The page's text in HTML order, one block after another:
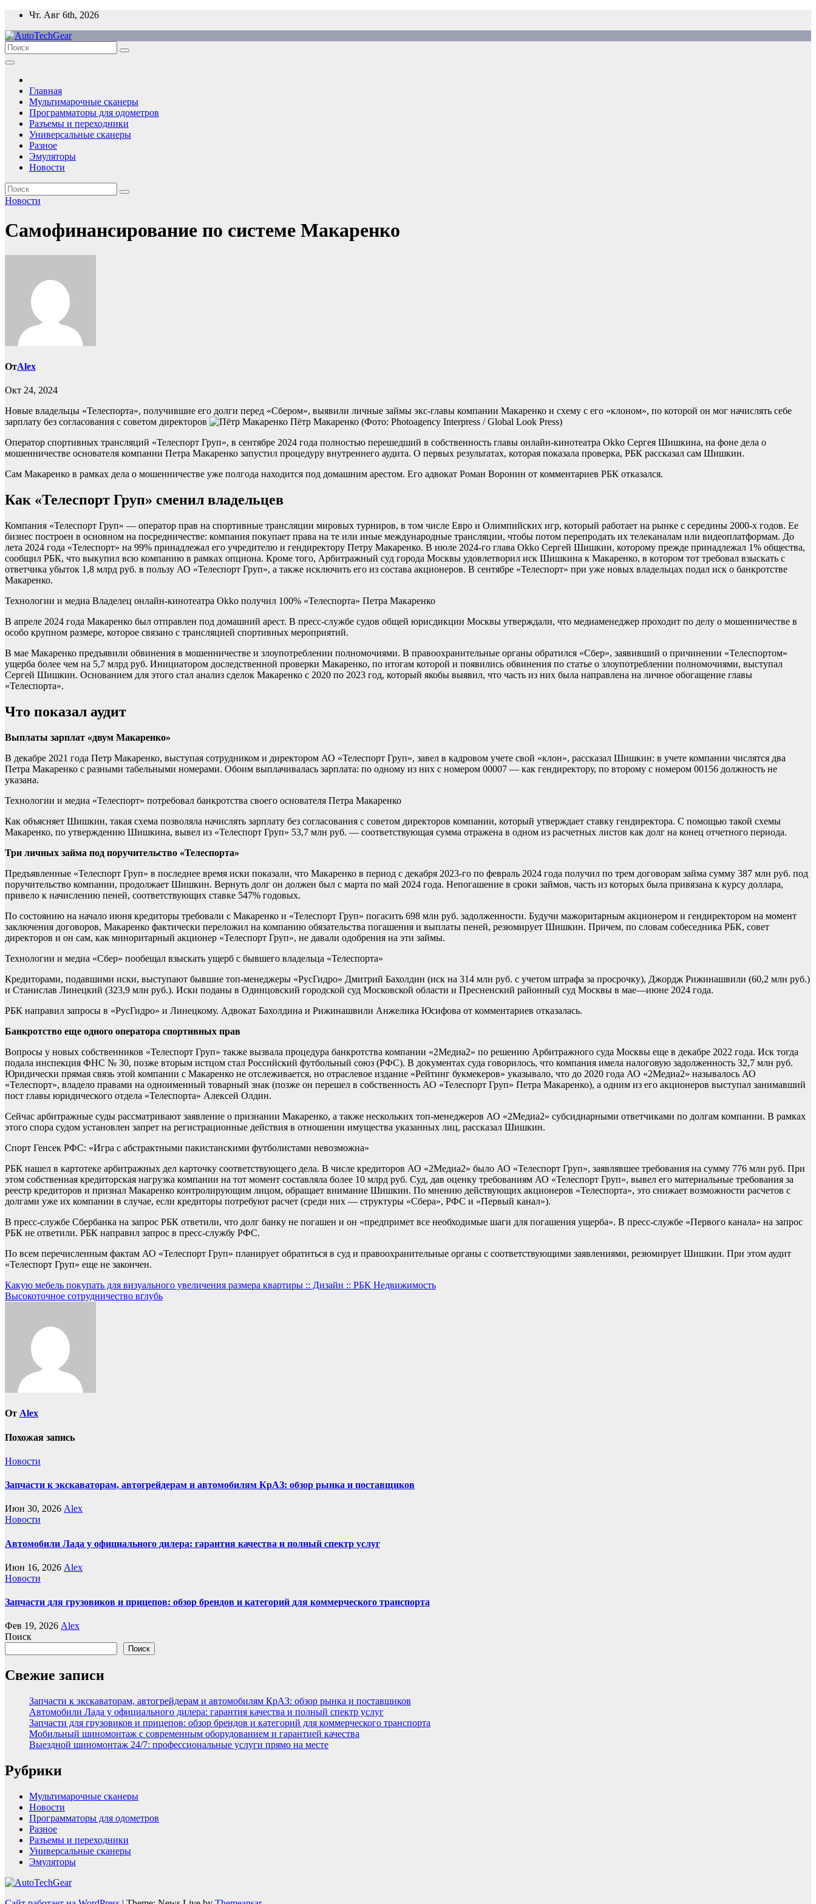
Перейти
содержимому
Чт. Авг 6th, 2026
Главная
Мультимарочные сканеры
Программаторы для одометров
Разъемы и переходники
Универсальные сканеры
Разное
Эмуляторы
Новости
Новости
Самофинансирование по системе Макаренко
ОтAlex
Окт 24, 2024
Новые владельцы «Телеспорта», получившие его долги перед «Сбером», выявили личные займы экс-главы компании Макаренко и схему с его «клоном», по которой он мог начислять себе
зарплату без согласования с советом директоров
Пётр Макаренко (Фото: Photoagency Interpress / Global Look Press)
Оператор спортивных трансляций «Телеспорт Груп», в сентябре 2024 года полностью перешедший в собственность главы онлайн-кинотеатра Okko Сергея Шишкина, на фоне дела о
мошенничестве основателя компании Петра Макаренко запустил процедуру внутреннего аудита. О первых результатах, которая показала проверка, РБК рассказал сам Шишкин.
Сам Макаренко в рамках дела о мошенничестве уже полгода находится под домашним арестом. Его адвокат Роман Воронин от комментариев РБК отказался.
Как «Телеспорт Груп» сменил владельцев
Компания «Телеспорт Груп» — оператор прав на спортивные трансляции мировых турниров, в том числе Евро и Олимпийских игр, который работает на рынке с середины 2000-х годов. Ее
бизнес построен в основном на посредничестве: компания покупает права на те или иные международные трансляции, чтобы потом перепродать их телеканалам или видеоплатформам. До
лета 2024 года «Телеспорт» на 99% принадлежал его учредителю и гендиректору Петру Макаренко. В июле 2024-го глава Okko Сергей Шишкин, которому прежде принадлежал 1% общества,
сообщил РБК, что выкупил всю компанию в рамках опциона. Кроме того, Арбитражный суд города Москвы удовлетворил иск Шишкина к Макаренко, в котором тот требовал взыскать с
ответчика убыток 1,8 млрд руб. в пользу АО «Телеспорт Груп», а также исключить его из состава акционеров. В сентябре «Телеспорт» при уже новых владельцах подал иск о банкротстве
Макаренко.
Технологии и медиа Владелец онлайн-кинотеатра Okko получил 100% «Телеспорта» Петра Макаренко
В апреле 2024 года Макаренко был отправлен под домашний арест. В пресс-службе судов общей юрисдикции Москвы утверждали, что медиаменеджер проходит по делу о мошенничестве в
особо крупном размере, которое связано с трансляцией спортивных мероприятий.
В мае Макаренко предъявили обвинения в мошенничестве и злоупотреблении полномочиями. В правоохранительные органы обратился «Сбер», заявивший о причинении «Телеспортом»
ущерба более чем на 5,7 млрд руб. Инициатором доследственной проверки Макаренко, по итогам которой и появились обвинения по статье о злоупотреблении полномочиями, выступал
Сергей Шишкин. Основанием для этого стал анализ сделок Макаренко с 2020 по 2023 год, который якобы выявил, что часть из них была направлена на личное обогащение главы
«Телеспорта».
Что показал аудит
Выплаты зарплат «двум Макаренко»
В декабре 2021 года Петр Макаренко, выступая сотрудником и директором АО «Телеспорт Груп», завел в кадровом учете свой «клон», рассказал Шишкин: в учете компании числятся два
Петра Макаренко с разными табельными номерами. Обоим выплачивалась зарплата: по одному из них с номером 00007 — как гендиректору, по второму с номером 00156 должность не
указана.
Технологии и медиа «Телеспорт» потребовал банкротства своего основателя Петра Макаренко
Как объясняет Шишкин, такая схема позволяла начислять зарплату без согласования с советом директоров компании, который утверждает ставку гендиректора. С помощью такой схемы
Макаренко, по утверждению Шишкина, вывел из «Телеспорт Груп» 53,7 млн руб. — соответствующая сумма отражена в одном из расчетных листов как долг на конец отчетного периода.
Три личных займа под поручительство «Телеспорта»
Предъявленные «Телеспорт Груп» в последнее время иски показали, что Макаренко в период с декабря 2023-го по февраль 2024 года получил по трем договорам займа сумму 387 млн руб. под
поручительство компании, продолжает Шишкин. Вернуть долг он должен был с марта по май 2024 года. Непогашение в сроки займов, часть из которых была привязана к курсу доллара,
привело к начислению пеней, соответствующих ставке 547% годовых.
По состоянию на начало июня кредиторы требовали с Макаренко и «Телеспорт Груп» погасить 698 млн руб. задолженности. Будучи мажоритарным акционером и гендиректором на момент
заключения договоров, Макаренко фактически переложил на компанию обязательства погашения и выплаты пеней, резюмирует Шишкин. Причем, по словам собеседника РБК, совет
директоров и он сам, как миноритарный акционер «Телеспорт Груп», не давали одобрения на эти займы.
Технологии и медиа «Сбер» пообещал взыскать ущерб с бывшего владельца «Телеспорта»
Кредиторами, подавшими иски, выступают бывшие топ-менеджеры «РусГидро» Дмитрий Бахолдин (иск на 314 млн руб. с учетом штрафа за просрочку), Джордж Рижинашвили (60,2 млн руб.)
и Станислав Линецкий (323,9 млн руб.). Иски поданы в Одинцовский городской суд Московской области и Пресненский районный суд Москвы в мае—июне 2024 года.
РБК направил запросы в «РусГидро» и Линецкому. Адвокат Бахолдина и Рижинашвили Анжелика Юсифова от комментариев отказалась.
Банкротство еще одного оператора спортивных прав
Вопросы у новых собственников «Телеспорт Груп» также вызвала процедура банкротства компании «2Медиа2» по решению Арбитражного суда Москвы еще в декабре 2022 года. Иск тогда
подала инспекция ФНС № 30, позже вторым истцом стал Российский футбольный союз (РФС). В документах суда говорилось, что компания имела налоговую задолженность 32,7 млн руб.
Юридически прямая связь этой компании с Макаренко не отслеживается, но отраслевое издание «Рейтинг букмекеров» указывало, что до 2020 года АО «2Медиа2» называлось АО
«Телеспорт», владело правами на одноименный товарный знак (позже он перешел в собственность АО «Телеспорт Груп» Петра Макаренко), а одним из его акционеров выступал занимавший
пост главы юридического отдела «Телеспорта» Алексей Олдин.
Сейчас арбитражные суды рассматривают заявление о признании Макаренко, а также нескольких топ-менеджеров АО «2Медиа2» субсидиарными ответчиками по долгам компании. В рамках
этого спора судом установлен запрет на регистрационные действия в отношении имущества указанных лиц, рассказал Шишкин.
Спорт Генсек РФС: «Игра с абстрактными пакистанскими футболистами невозможна»
РБК нашел в картотеке арбитражных дел карточку соответствующего дела. В числе кредиторов АО «2Медиа2» было АО «Телеспорт Груп», заявлявшее требования на сумму 776 млн руб. При
этом собственная кредиторская нагрузка компании на тот момент составляла более 10 млрд руб. Суд, дав оценку требованиям АО «Телеспорт Груп», вывел его материальные требования за
реестр кредиторов и признал Макаренко контролирующим лицом, обращает внимание Шишкин. По мнению действующих акционеров «Телеспорта», это снижает возможности расчетов с
долгами уже их компании в случае, если кредиторы потребуют расчет (среди них — структуры «Сбера», РФС и «Первый канал»).
В пресс-службе Сбербанка на запрос РБК ответили, что долг банку не погашен и он «предпримет все необходимые шаги для погашения ущерба». В пресс-службе «Первого канала» на запрос
РБК не ответили. РБК направил запрос в пресс-службу РФС.
По всем перечисленным фактам АО «Телеспорт Груп» планирует обратиться в суд и правоохранительные органы с соответствующими заявлениями, резюмирует Шишкин. При этом аудит
«Телеспорт Груп» еще не закончен.
Навигация
по
Какую мебель покупать для визуального увеличения размера квартиры :: Дизайн :: РБК Недвижимость
Высокоточное сотрудничество вглубь
От Alex
Похожая запись
Новости
Запчасти к экскаваторам, автогрейдерам и автомобилям КрАЗ: обзор рынка и поставщиков
Июн 30, 2026 Alex
Новости
Автомобили Лада у официального дилера: гарантия качества и полный спектр услуг
Июн 16, 2026 Alex
Новости
Запчасти для грузовиков и прицепов: обзор брендов и категорий для коммерческого транспорта
Фев 19, 2026 Alex
Поиск
Поиск
Свежие записи
Запчасти к экскаваторам, автогрейдерам и автомобилям КрАЗ: обзор рынка и поставщиков
Автомобили Лада у официального дилера: гарантия качества и полный спектр услуг
Запчасти для грузовиков и прицепов: обзор брендов и категорий для коммерческого транспорта
Мобильный шиномонтаж с современным оборудованием и гарантией качества
Выездной шиномонтаж 24/7: профессиональные услуги прямо на месте
Рубрики
Мультимарочные сканеры
Новости
Программаторы для одометров
Разное
Разъемы и переходники
Универсальные сканеры
Эмуляторы